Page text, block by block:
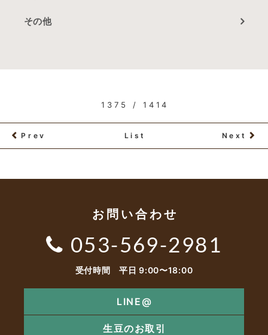
その他
1375 / 1414
Prev List Next
お問い合わせ
053-569-2981
受付時間 平日 9:00〜18:00
LINE@
生豆のお取引